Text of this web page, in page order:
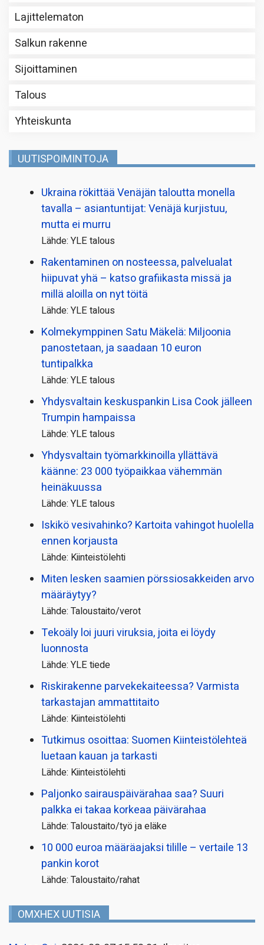
Lajittelematon
Salkun rakenne
Sijoittaminen
Talous
Yhteiskunta
UUTISPOIMINTOJA
Ukraina rökittää Venäjän taloutta monella
tavalla – asiantuntijat: Venäjä kurjistuu,
mutta ei murru
Lähde: YLE talous
Rakentaminen on nosteessa, palvelualat
hiipuvat yhä – katso grafiikasta missä ja
millä aloilla on nyt töitä
Lähde: YLE talous
Kolmekymppinen Satu Mäkelä: Miljoonia
panostetaan, ja saadaan 10 euron
tuntipalkka
Lähde: YLE talous
Yhdysvaltain keskuspankin Lisa Cook jälleen
Trumpin hampaissa
Lähde: YLE talous
Yhdysvaltain työmarkkinoilla yllättävä
käänne: 23 000 työpaikkaa vähemmän
heinäkuussa
Lähde: YLE talous
Iskikö vesivahinko? Kartoita vahingot huolella
ennen korjausta
Lähde: Kiinteistölehti
Miten lesken saamien pörssi­osakkeiden arvo
määräytyy?
Lähde: Taloustaito/verot
Tekoäly loi juuri viruksia, joita ei löydy
luonnosta
Lähde: YLE tiede
Riskirakenne parvekekaiteessa? Varmista
tarkastajan ammattitaito
Lähde: Kiinteistölehti
Tutkimus osoittaa: Suomen Kiinteistölehteä
luetaan kauan ja tarkasti
Lähde: Kiinteistölehti
Paljonko sairauspäivä­rahaa saa? Suuri
palkka ei takaa korkeaa päivärahaa
Lähde: Taloustaito/työ ja eläke
10 000 euroa määräajaksi tilille – vertaile 13
pankin korot
Lähde: Taloustaito/rahat
OMXHEX UUTISIA